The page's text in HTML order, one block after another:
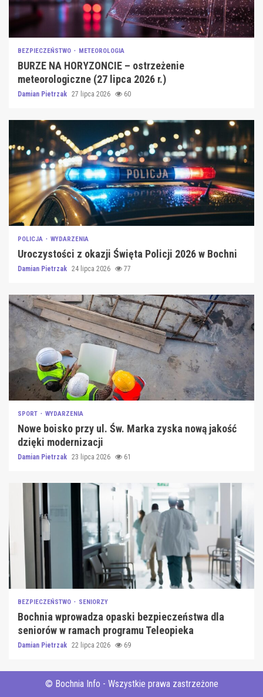
BEZPIECZEŃSTWO METEOROLOGIA
BURZE NA HORYZONCIE – ostrzeżenie
meteorologiczne (27 lipca 2026 r.)
Damian Pietrzak 27 lipca 2026 60
POLICJA WYDARZENIA
Uroczystości z okazji Święta Policji 2026 w Bochni
Damian Pietrzak 24 lipca 2026 77
SPORT WYDARZENIA
Nowe boisko przy ul. Św. Marka zyska nową jakość
dzięki modernizacji
Damian Pietrzak 23 lipca 2026 61
BEZPIECZEŃSTWO SENIORZY
Bochnia wprowadza opaski bezpieczeństwa dla
seniorów w ramach programu Teleopieka
Damian Pietrzak 22 lipca 2026 69
© Bochnia Info - Wszystkie prawa zastrzeżone